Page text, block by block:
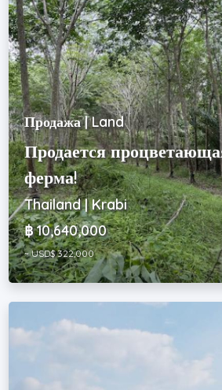
Продажа | Land
Продается
ферма!
Thailand | Krabi
฿ 10,640,000
~ USD$ 322,000